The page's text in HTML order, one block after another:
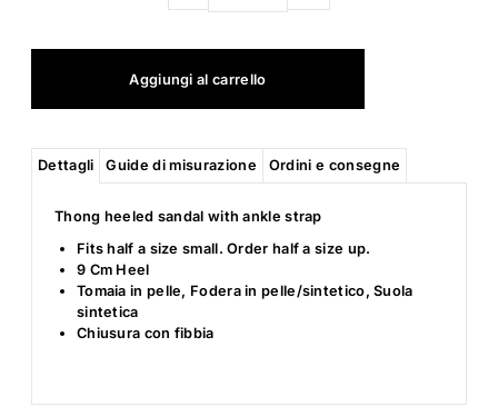
Dettagli Guide di misurazione Ordini e consegne
Thong heeled sandal with ankle strap
Fits half a size small. Order half a size up.
9 Cm Heel
Tomaia in pelle, Fodera in pelle/sintetico, Suola
sintetica
Chiusura con fibbia